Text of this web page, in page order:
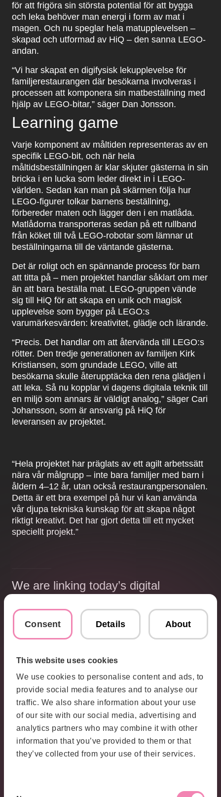
Consent Details About
This website uses cookies
We use cookies to personalise content and ads, to
provide social media features and to analyse our
traffic. We also share information about your use
of our site with our social media, advertising and
analytics partners who may combine it with other
information that you’ve provided to them or that
they’ve collected from your use of their services.
för att frigöra sin största potential för att bygga
och leka behöver man energi i form av mat i
magen. Och nu speglar hela matupplevelsen –
skapad och utformad av HiQ – den sanna LEGO-
andan.
“Vi har skapat en digifysisk lekupplevelse för
familjerestaurangen där besökarna involveras i
processen att komponera sin matbeställning med
hjälp av LEGO-bitar,” säger Dan Jonsson.
Learning game
Varje komponent av måltiden representeras av en
specifik LEGO-bit, och när hela
måltidsbeställningen är klar skjuter gästerna in sin
bricka i en lucka som leder direkt in i LEGO-
världen. Sedan kan man på skärmen följa hur
LEGO-figurer tolkar barnens beställning,
förbereder maten och lägger den i en matlåda.
Matlådorna transporteras sedan på ett rullband
från köket till två LEGO-robotar som lämnar ut
beställningarna till de väntande gästerna.
Det är roligt och en spännande process för barn
att titta på – men projektet handlar såklart om mer
än att bara beställa mat. LEGO-gruppen vände
sig till HiQ för att skapa en unik och magisk
upplevelse som bygger på LEGO:s
varumärkesvärden: kreativitet, glädje och lärande.
“Precis. Det handlar om att återvända till LEGO:s
rötter. Den tredje generationen av familjen Kirk
Kristiansen, som grundade LEGO, ville att
besökarna skulle återupptäcka den rena glädjen i
att leka. Så nu kopplar vi dagens digitala teknik till
en miljö som annars är väldigt analog,” säger Cari
Johansson, som är ansvarig på HiQ för
leveransen av projektet.
“Hela projektet har präglats av ett agilt arbetssätt
nära vår målgrupp – inte bara familjer med barn i
åldern 4–12 år, utan också restaurangpersonalen.
Detta är ett bra exempel på hur vi kan använda
vår djupa tekniska kunskap för att skapa något
riktigt kreativt. Det har gjort detta till ett mycket
speciellt projekt.”
We are linking today’s digital
much an analog environment.
project, HiQ